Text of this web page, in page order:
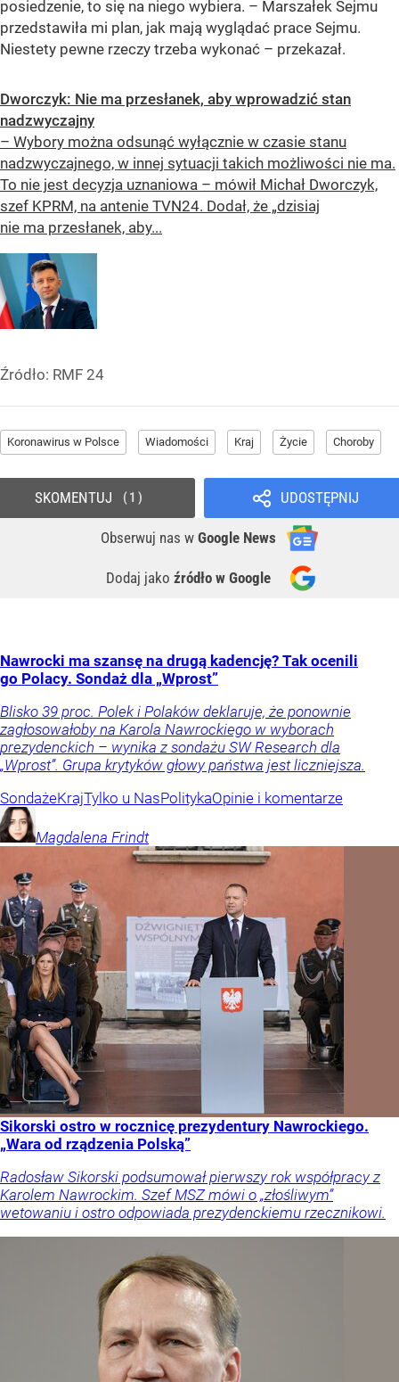
posiedzenie, to się na niego wybiera. – Marszałek Sejmu
przedstawiła mi plan, jak mają wyglądać prace Sejmu.
Niestety pewne rzeczy trzeba wykonać – przekazał.
Dworczyk: Nie ma przesłanek, aby wprowadzić stan
nadzwyczajny
– Wybory można odsunąć wyłącznie w czasie stanu
nadzwyczajnego, w innej sytuacji takich możliwości nie ma.
To nie jest decyzja uznaniowa – mówił Michał Dworczyk,
szef KPRM, na antenie TVN24. Dodał, że „dzisiaj
nie ma przesłanek, aby...
Źródło: RMF 24
Koronawirus w Polsce Wiadomości Kraj Życie Choroby
UDOSTĘPNIJ
Obserwuj nas w Google News
Dodaj jako źródło w Google
SKOMENTUJ 1
Nawrocki ma szansę na drugą kadencję? Tak ocenili
go Polacy. Sondaż dla „Wprost”
Blisko 39 proc. Polek i Polaków deklaruje, że ponownie
zagłosowałoby na Karola Nawrockiego w wyborach
prezydenckich – wynika z sondażu SW Research dla
„Wprost”. Grupa krytyków głowy państwa jest liczniejsza.
SondażeKrajTylko u NasPolitykaOpinie i komentarze
Magdalena Frindt
Sikorski ostro w rocznicę prezydentury Nawrockiego.
„Wara od rządzenia Polską”
Radosław Sikorski podsumował pierwszy rok współpracy z
Karolem Nawrockim. Szef MSZ mówi o „złośliwym”
wetowaniu i ostro odpowiada prezydenckiemu rzecznikowi.